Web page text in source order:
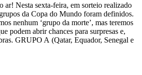
ar! Nesta sexta-feira, em sorteio realizado
da Copa do Mundo foram definidos.
nenhum ‘grupo da morte’, mas teremos
podem abrir chances para surpresas e,
GRUPO A (Qatar, Equador, Senegal e